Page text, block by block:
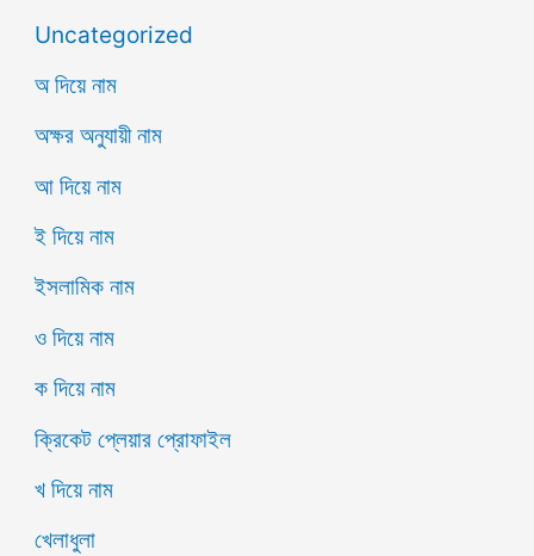
Uncategorized
অ দিয়ে নাম
অক্ষর অনুযায়ী নাম
আ দিয়ে নাম
ই দিয়ে নাম
ইসলামিক নাম
ও দিয়ে নাম
ক দিয়ে নাম
ক্রিকেট প্লেয়ার প্রোফাইল
খ দিয়ে নাম
খেলাধুলা